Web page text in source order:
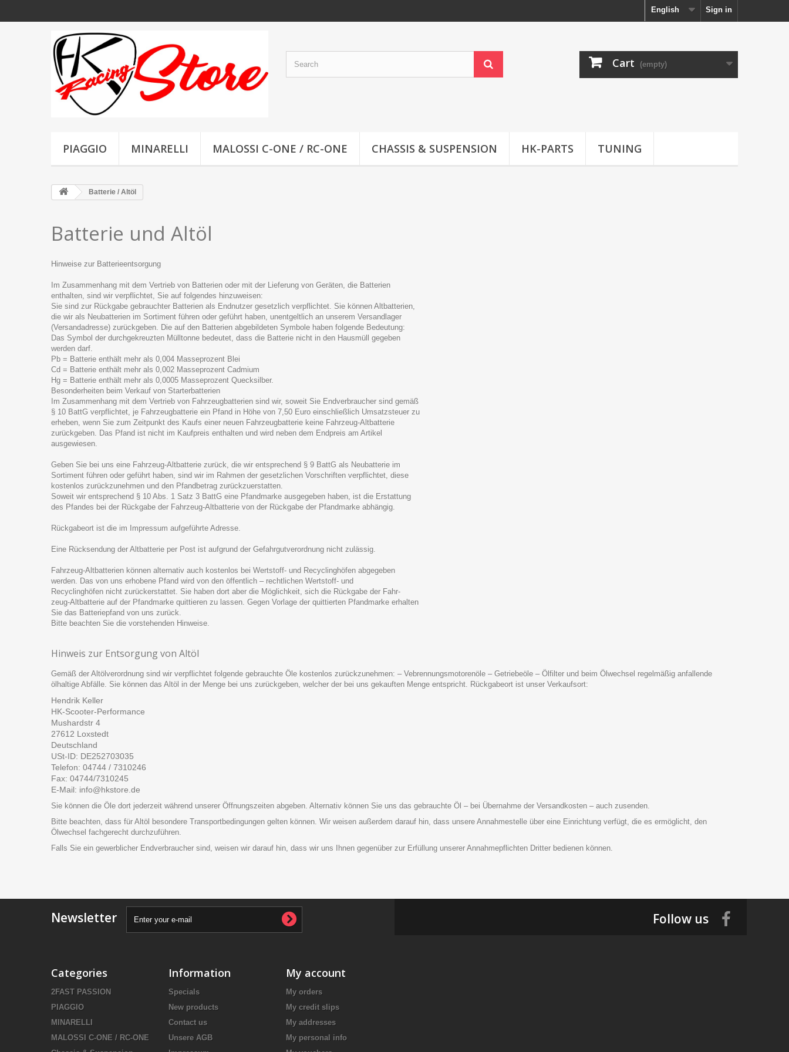
Sign in
English
Cart (empty)
PIAGGIO MINARELLI MALOSSI C-ONE / RC-ONE CHASSIS & SUSPENSION HK-PARTS TUNING
Batterie / Altöl
Batterie und Altöl
Hinweise zur Batterieentsorgung
Im Zusammenhang mit dem Vertrieb von Batterien oder mit der Lieferung von Geräten, die Batterien
enthalten, sind wir verpflichtet, Sie auf folgendes hinzuweisen:
Sie sind zur Rückgabe gebrauchter Batterien als Endnutzer gesetzlich verpflichtet. Sie können Altbatterien,
die wir als Neubatterien im Sortiment führen oder geführt haben, unentgeltlich an unserem Versandlager
(Versandadresse) zurückgeben. Die auf den Batterien abgebildeten Symbole haben folgende Bedeutung:
Das Symbol der durchgekreuzten Mülltonne bedeutet, dass die Batterie nicht in den Hausmüll gegeben
werden darf.
Pb = Batterie enthält mehr als 0,004 Masseprozent Blei
Cd = Batterie enthält mehr als 0,002 Masseprozent Cadmium
Hg = Batterie enthält mehr als 0,0005 Masseprozent Quecksilber.
Besonderheiten beim Verkauf von Starterbatterien
Im Zusammenhang mit dem Vertrieb von Fahrzeugbatterien sind wir, soweit Sie Endverbraucher sind gemäß
§ 10 BattG verpflichtet, je Fahrzeugbatterie ein Pfand in Höhe von 7,50 Euro einschließlich Umsatzsteuer zu
erheben, wenn Sie zum Zeitpunkt des Kaufs einer neuen Fahrzeugbatterie keine Fahrzeug-Altbatterie
zurückgeben. Das Pfand ist nicht im Kaufpreis enthalten und wird neben dem Endpreis am Artikel
ausgewiesen.
Geben Sie bei uns eine Fahrzeug-Altbatterie zurück, die wir entsprechend § 9 BattG als Neubatterie im
Sortiment führen oder geführt haben, sind wir im Rahmen der gesetzlichen Vorschriften verpflichtet, diese
kostenlos zurückzunehmen und den Pfandbetrag zurückzuerstatten.
Soweit wir entsprechend § 10 Abs. 1 Satz 3 BattG eine Pfandmarke ausgegeben haben, ist die Erstattung
des Pfandes bei der Rückgabe der Fahrzeug-Altbatterie von der Rückgabe der Pfandmarke abhängig.
Rückgabeort ist die im Impressum aufgeführte Adresse.
Eine Rücksendung der Altbatterie per Post ist aufgrund der Gefahrgutverordnung nicht zulässig.
Fahrzeug-Altbatterien können alternativ auch kostenlos bei Wertstoff- und Recyclinghöfen abgegeben
werden. Das von uns erhobene Pfand wird von den öffentlich – rechtlichen Wertstoff- und
Recyclinghöfen nicht zurückerstattet. Sie haben dort aber die Möglichkeit, sich die Rückgabe der Fahr-
zeug-Altbatterie auf der Pfandmarke quittieren zu lassen. Gegen Vorlage der quittierten Pfandmarke erhalten
Sie das Batteriepfand von uns zurück.
Bitte beachten Sie die vorstehenden Hinweise.
Hinweis zur Entsorgung von Altöl
Gemäß der Altölverordnung sind wir verpflichtet folgende gebrauchte Öle kostenlos zurückzunehmen: – Vebrennungsmotorenöle – Getriebeöle – Ölfilter und beim Ölwechsel regelmäßig anfallende
ölhaltige Abfälle. Sie können das Altöl in der Menge bei uns zurückgeben, welcher der bei uns gekauften Menge entspricht. Rückgabeort ist unser Verkaufsort:
Hendrik Keller
HK-Scooter-Performance
Mushardstr 4
27612 Loxstedt
Deutschland
USt-ID: DE252703035
Telefon: 04744 / 7310246
Fax: 04744/7310245
E-Mail: info@hkstore.de
Sie können die Öle dort jederzeit während unserer Öffnungszeiten abgeben. Alternativ können Sie uns das gebrauchte Öl – bei Übernahme der Versandkosten – auch zusenden.
Bitte beachten, dass für Altöl besondere Transportbedingungen gelten können. Wir weisen außerdem darauf hin, dass unsere Annahmestelle über eine Einrichtung verfügt, die es ermöglicht, den
Ölwechsel fachgerecht durchzuführen.
Falls Sie ein gewerblicher Endverbraucher sind, weisen wir darauf hin, dass wir uns Ihnen gegenüber zur Erfüllung unserer Annahmepflichten Dritter bedienen können.
Newsletter Follow us
Categories
2FAST PASSION
PIAGGIO
MINARELLI
MALOSSI C-ONE / RC-ONE
Information
Specials
New products
Contact us
Unsere AGB
My account
My orders
My credit slips
My addresses
My personal info